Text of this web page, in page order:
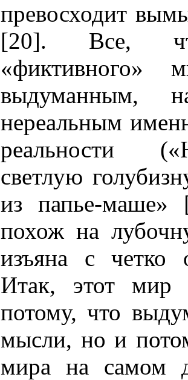
превосходит
[20]. Все,
«фиктивного»
выдуманным,
нереальным
реальности
светлую
из папье-
похож на
изъяна с четко
Итак, этот мир
потому, что
мысли, но и
мира на самом